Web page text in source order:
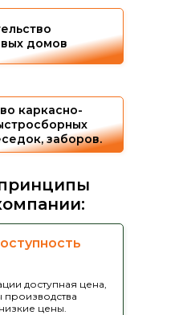
каркасно-
заборов.
домов
доступная цена,
производства
цены.